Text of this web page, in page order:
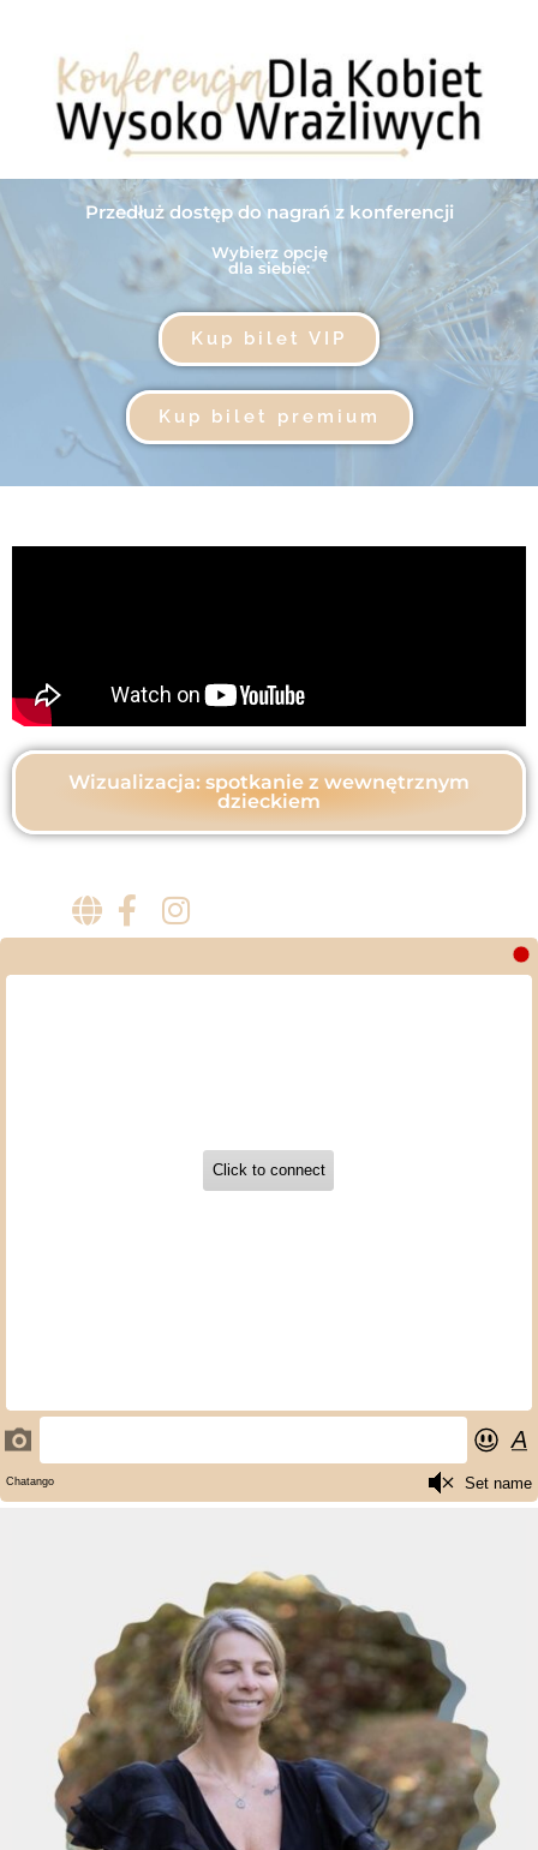
Przedłuż dostęp do nagrań z konferencji
Wybierz opcję
dla siebie:​
Kup bilet VIP
Kup bilet premium
Wizualizacja: spotkanie z wewnętrznym
dzieckiem